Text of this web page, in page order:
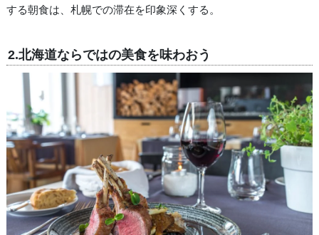
する朝食は、札幌での滞在を印象深くする。
2.北海道ならではの美食を味わおう